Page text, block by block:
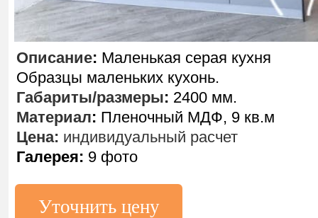
Маленькая серая кухня
Описание:
Образцы маленьких кухонь.
Габариты/размеры: 2400 мм.
Материал: Пленочный МДФ, 9 кв.м
Цена: индивидуальный расчет
Галерея: 9 фото
Уточнить цену